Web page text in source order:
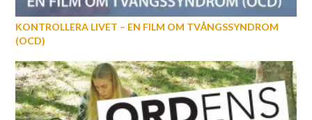
KONTROLLERA LIVET – EN FILM OM TVÅNGSSYNDROM
(OCD)